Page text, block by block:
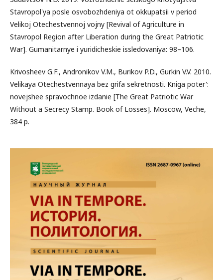
Stavropol'ya posle osvobozhdeniya ot okkupatsii v period
Velikoj Otechestvennoj vojny [Revival of Agriculture in
Stavropol Region after Liberation during the Great Patriotic
War]. Gumanitarnye i yuridicheskie issledovaniya: 98–106.
Krivosheev G.F., Andronikov V.M., Burikov P.D., Gurkin V.V. 2010.
Velikaya Otechestvennaya bez grifa sekretnosti. Kniga poter':
novejshee spravochnoe izdanie [The Great Patriotic War
Without a Secrecy Stamp. Book of Losses]. Moscow, Veche,
384 p.